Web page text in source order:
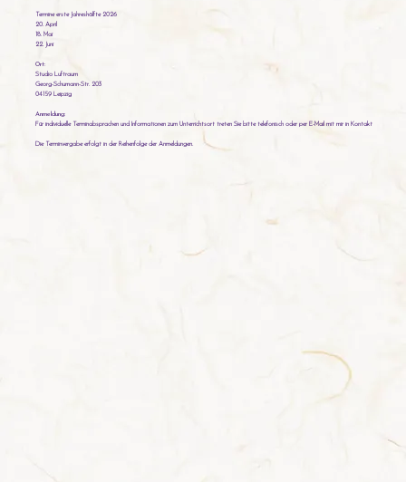
Termine erste Jahreshälfte 2026
20. April
18. Mai
22. Juni
Ort:
Studio Luftraum
Georg-Schumann-Str. 203
04159 Leipzig
Anmeldung:
Für individuelle Terminabsprachen und Informationen zum Unterrichtsort treten Sie bitte telefonisch oder per E-Mail mit mir in Kontakt
Die Terminvergabe erfolgt in der Reihenfolge der Anmeldungen.